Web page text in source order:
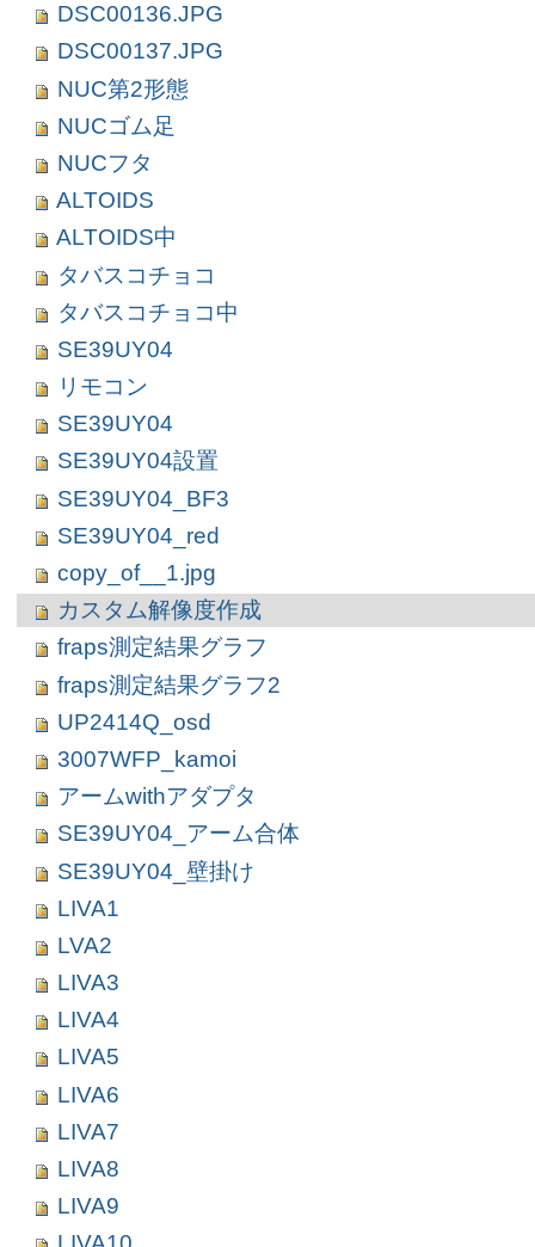
DSC00136.JPG
DSC00137.JPG
NUC第2形態
NUCゴム足
NUCフタ
ALTOIDS
ALTOIDS中
タバスコチョコ
タバスコチョコ中
SE39UY04
リモコン
SE39UY04
SE39UY04設置
SE39UY04_BF3
SE39UY04_red
copy_of__1.jpg
カスタム解像度作成
fraps測定結果グラフ
fraps測定結果グラフ2
UP2414Q_osd
3007WFP_kamoi
アームwithアダプタ
SE39UY04_アーム合体
SE39UY04_壁掛け
LIVA1
LVA2
LIVA3
LIVA4
LIVA5
LIVA6
LIVA7
LIVA8
LIVA9